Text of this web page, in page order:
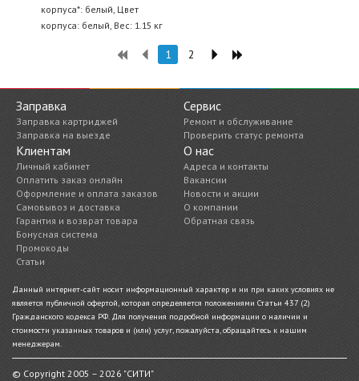
корпуса*: белый, Цвет
корпуса: белый, Вес: 1.15 кг
1 2
Заправка
Заправка картриджей
Заправка на выезде
Сервис
Ремонт и обслуживание
Проверить статус ремонта
Клиентам
Личный кабинет
Оплатить заказ онлайн
Оформление и оплата заказов
Самовывоз и доставка
Гарантия и возврат товара
Бонусная система
Промокоды
Статьи
О нас
Адреса и контакты
Вакансии
Новости и акции
О компании
Обратная связь
Данный интернет-сайт носит информационный характер и ни при каких условиях не
является публичной офертой, которая определяется положениями Статьи 437 (2)
Гражданского кодекса РФ. Для получения подробной информации о наличии и
стоимости указанных товаров и (или) услуг, пожалуйста, обращайтесь к нашим
менеджерам.
© Copyright 2005 – 2026 "СИТИ"